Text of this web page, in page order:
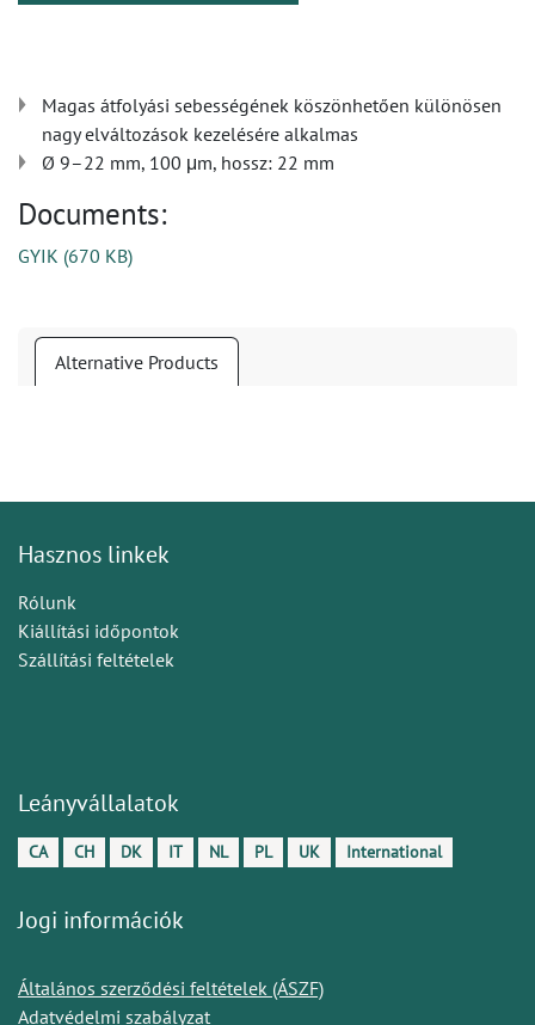
Magas átfolyási sebességének köszönhetően különösen
nagy elváltozások kezelésére alkalmas
Ø 9–22 mm, 100 μm, hossz: 22 mm
Documents:
GYIK (670 KB)
Alternative Products
Hasznos linkek
Rólunk
Kiállítási időpontok
Szállítási feltételek
Leányvállalatok
CA CH DK IT NL PL UK International
Jogi információk
Általános szerződési feltételek (ÁSZF)
Adatvédelmi szabályzat